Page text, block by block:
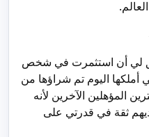
لي أن استثمرت في شخص
أملكها اليوم تم شراؤها من
المؤهلين الآخرين لأنه
ثقة في قدرتي على